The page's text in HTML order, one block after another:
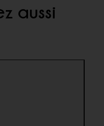
aussi